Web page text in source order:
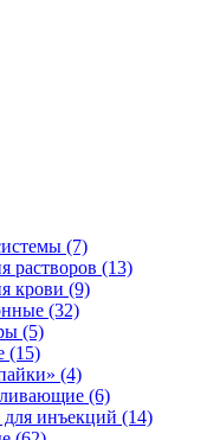
(7)
растворов (13)
крови (9)
(32)
(5)
(15)
(4)
(6)
инъекций (14)